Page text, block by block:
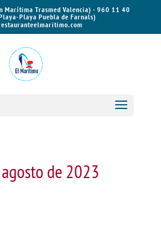
Marítima Trasmed Valencia) - 960 11 40
Playa Puebla de Farnals)
de 2023